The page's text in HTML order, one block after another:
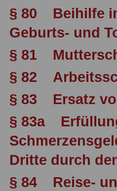
§ 80 Beihilfe
Geburts- und
§ 81
§ 82
§ 83 Ersatz
§ 83a
Dritte durch
§ 84 Reise-